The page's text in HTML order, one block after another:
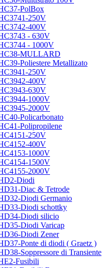
PolBox
250V
400V
- 630V
- 1000V
MULLARD
Poliestere Metallizato
250V
400V
630V
1000V
2000V
Policarbonato
Polipropilene
250V
400V
1000V
1500V
2000V
Diodi
Diac & Tetrode
Diodi Germanio
Diodi schottky
Diodi silicio
Diodi Varicap
Diodi Zener
Ponte di diodi ( Graetz )
Soppressore di Transiente
Fusibili